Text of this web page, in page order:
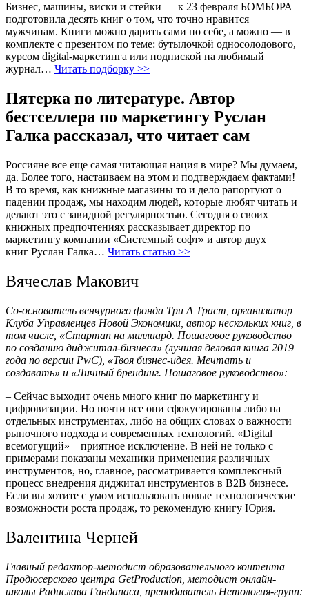
Бизнес, машины, виски и стейки — к 23 февраля БОМБОРА
подготовила десять книг о том, что точно нравится
мужчинам. Книги можно дарить сами по себе, а можно — в
комплекте с презентом по теме: бутылочкой односолодового,
курсом digital-маркетинга или подпиской на любимый
журнал… Читать подборку >>
Пятерка по литературе. Автор
бестселлера по маркетингу Руслан
Галка рассказал, что читает сам
Россияне все еще самая читающая нация в мире? Мы думаем,
да. Более того, настаиваем на этом и подтверждаем фактами!
В то время, как книжные магазины то и дело рапортуют о
падении продаж, мы находим людей, которые любят читать и
делают это с завидной регулярностью. Сегодня о своих
книжных предпочтениях рассказывает директор по
маркетингу компании «Системный софт» и автор двух
книг Руслан Галка… Читать статью >>
Вячеслав Макович
Со-основатель венчурного фонда Три А Траст, организатор
Клуба Управленцев Новой Экономики, автор нескольких книг, в
том числе, «Стартап на миллиард. Пошаговое руководство
по созданию диджитал-бизнеса» (лучшая деловая книга 2019
года по версии PwC), «Твоя бизнес-идея. Мечтать и
создавать» и «Личный брендинг. Пошаговое руководство»:
– Сейчас выходит очень много книг по маркетингу и
цифровизации. Но почти все они сфокусированы либо на
отдельных инструментах, либо на общих словах о важности
рыночного подхода и современных технологий. «Digital
всемогущий» – приятное исключение. В ней не только с
примерами показаны механики применения различных
инструментов, но, главное, рассматривается комплексный
процесс внедрения диджитал инструментов в В2В бизнесе.
Если вы хотите с умом использовать новые технологические
возможности роста продаж, то рекомендую книгу Юрия.
Валентина Черней
Главный редактор-методист образовательного контента
Продюсерского центра GetProduction, методист онлайн-
школы Радислава Гандапаса, преподаватель Нетология-групп: